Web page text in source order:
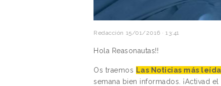
Redacción 15/01/2016 · 13:41
Hola Reasonautas!!
Os traemos Las Noticias más
semana bien informados. ¡Activad